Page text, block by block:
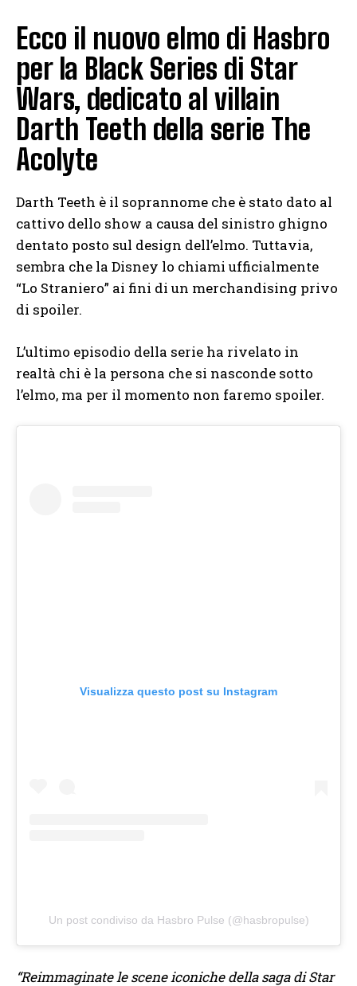
Ecco il nuovo elmo di Hasbro
per la Black Series di Star
Wars, dedicato al villain
Darth Teeth della serie The
Acolyte
Darth Teeth è il soprannome che è stato dato al
cattivo dello show a causa del sinistro ghigno
dentato posto sul design dell’elmo. Tuttavia,
sembra che la Disney lo chiami ufficialmente
“Lo Straniero” ai fini di un merchandising privo
di spoiler.
L’ultimo episodio della serie ha rivelato in
realtà chi è la persona che si nasconde sotto
l’elmo, ma per il momento non faremo spoiler.
Visualizza questo post su Instagram
Un post condiviso da Hasbro Pulse (@hasbropulse)
“Reimmaginate le scene iconiche della saga di Star